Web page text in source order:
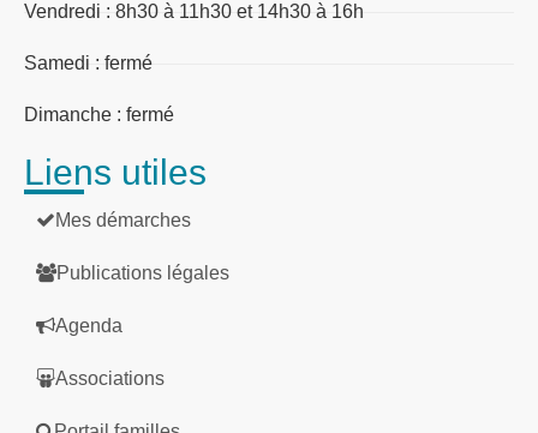
Vendredi : 8h30 à 11h30 et 14h30 à 16h
Samedi : fermé
Dimanche : fermé
Liens utiles
Mes démarches
Publications légales
Agenda
Associations